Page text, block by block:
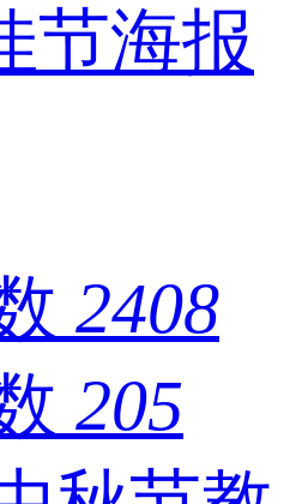
节海报
2408
205